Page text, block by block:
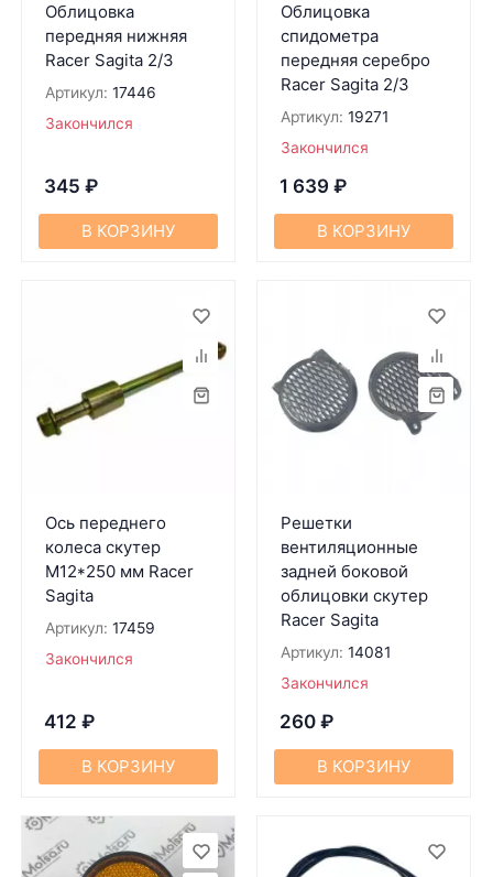
Облицовка
передняя нижняя
Racer Sagita 2/3
Артикул: 17446
Закончился
345 ₽
В КОРЗИНУ
Облицовка
спидометра
передняя серебро
Racer Sagita 2/3
Артикул: 19271
Закончился
1 639 ₽
В КОРЗИНУ
Ось переднего
колеса скутер
M12*250 мм Racer
Sagita
Артикул: 17459
Закончился
412 ₽
В КОРЗИНУ
Решетки
вентиляционные
задней боковой
облицовки скутер
Racer Sagita
Артикул: 14081
Закончился
260 ₽
В КОРЗИНУ